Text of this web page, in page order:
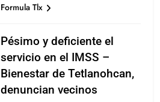
Formula Tlx
Pésimo y deficiente el
servicio en el IMSS –
Bienestar de Tetlanohcan,
denuncian vecinos